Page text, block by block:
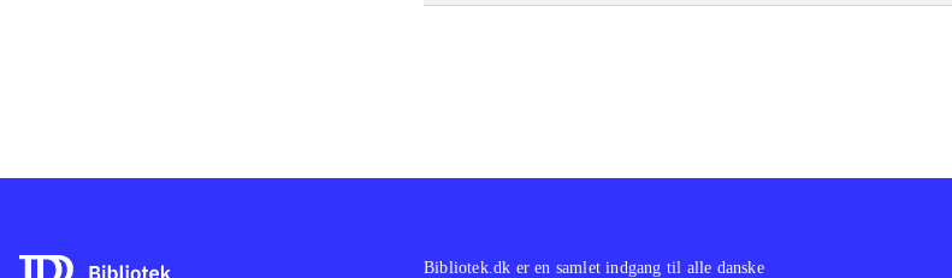
Bibliotek.dk er en samlet indgang til alle danske